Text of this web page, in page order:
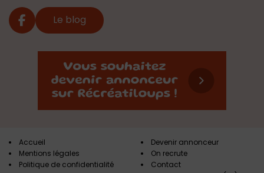
Le blog
Accueil
Mentions légales
Politique de confidentialité
Devenir annonceur
On recrute
Contact